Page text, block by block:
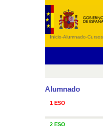
Inicio-Alumnado-Cursos
Alumnado
1 ESO
2 ESO